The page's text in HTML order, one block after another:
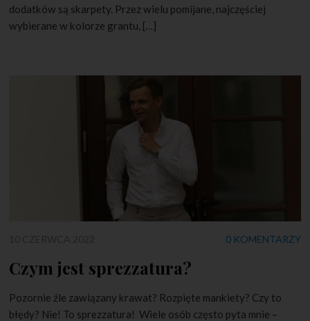
dodatków są skarpety. Przez wielu pomijane, najczęściej
wybierane w kolorze grantu, […]
0 KOMENTARZY
Czym jest sprezzatura?
Pozornie źle zawiązany krawat? Rozpięte mankiety? Czy to
błędy? Nie! To sprezzatura! Wiele osób często pyta mnie –